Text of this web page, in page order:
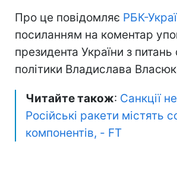
Про це повідомляє РБК-
посиланням на коментар
президента України з питань
політики Владислава
Читайте також: Санкції
Російські ракети містять
компонентів, - FT